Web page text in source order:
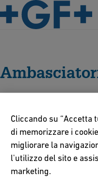
Cliccando su “Accetta
di memorizzare i
migliorare la
l'utilizzo del sito e
marketing.